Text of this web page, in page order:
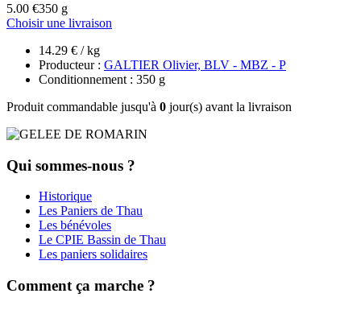
5.00 €350 g
Choisir une livraison
14.29 € / kg
Producteur : GALTIER Olivier, BLV - MBZ - P
Conditionnement : 350 g
Produit commandable jusqu'à 0 jour(s) avant la livraison
Qui sommes-nous ?
Historique
Les Paniers de Thau
Les bénévoles
Le CPIE Bassin de Thau
Les paniers solidaires
Comment ça marche ?